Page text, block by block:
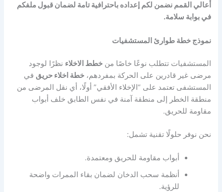
أعالي القمم نضمن لكم إعداده باحترافية تامة لضمان قبول ملفكم
في بوابة سلامة.
نموذج خطة طوارئ المستشفيات
المستشفيات تتطلب نوعًا خاصًا منخطط الاخلاء نظرًا لوجود
مرضى غير قادرين على الحركة بمفردهم،خطة اخلاء حريق في
المستشفى تعتمد على “الإخلاء الأفقي” أولًا، أي نقل المرضى من
منطقة الخطر إلى منطقة آمنة في نفس الطابق خلف أبواب
مقاومة للحريق.
نحن نوفر حلولًا تقنية تشمل:
أبواب مقاومة للحريق ومعتمدة.
أنظمة سحب الدخان لضمان بقاء الممرات واضحة
للرؤية.